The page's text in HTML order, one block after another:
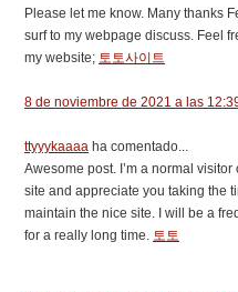
Please let me know. Many thanks
surf to my webpage discuss. Feel
my website; 토토사이트
8 de noviembre de 2021 a las
ttyyykaaaa ha comentado...
Awesome post. I’m a normal visitor
site and appreciate you taking the
maintain the nice site. I will be a
for a really long time.
토토